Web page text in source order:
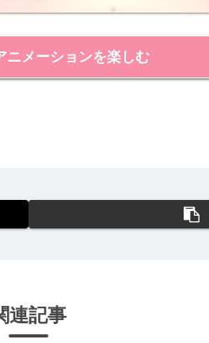
ニメーションを楽しむ
連記事